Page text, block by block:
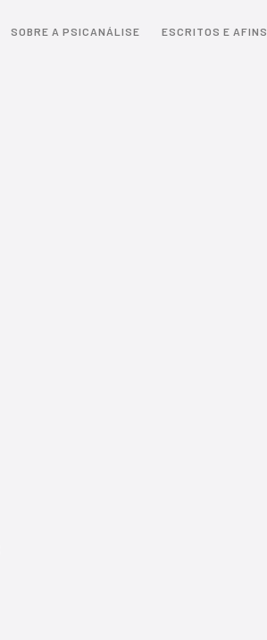
SOBRE A PSICANÁLISE ESCRITOS E AFINS